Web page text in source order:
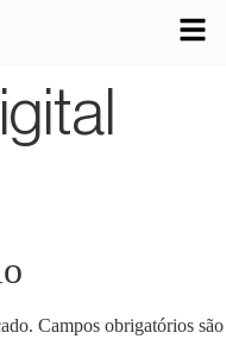
Campos obrigatórios são